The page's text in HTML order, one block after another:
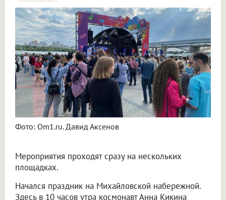
Фото: Om1.ru. Давид Аксенов
Мероприятия проходят сразу на нескольких
площадках.
Начался праздник на Михайловской набережной.
Здесь в 10 часов утра космонавт Анна Кикина